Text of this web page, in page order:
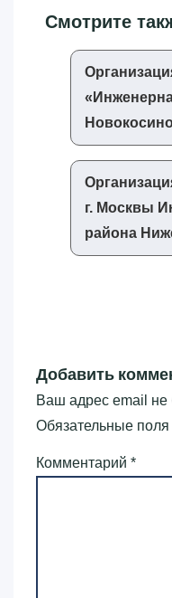
Смотрите
г. Москвы
района
Добавить
Ваш адрес email не
Обязательные
Комментарий *